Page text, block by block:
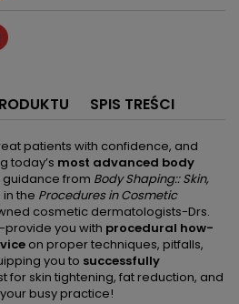
SPIS TREŚCI
patients with confidence, and
today’s most advanced body
guidance from Body Shaping:: Skin,
the Procedures in Cosmetic
cosmetic dermatologists-Drs.
provide you with procedural how-
on proper techniques, pitfalls,
you to successfully
for skin tightening, fat reduction, and
busy practice!